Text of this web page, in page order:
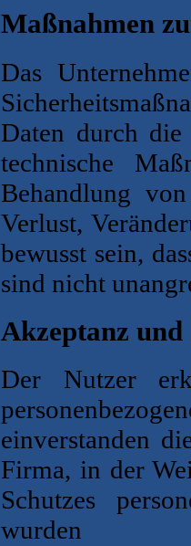
Maßnahmen
Das
Daten durch
technische
Behandlung
Verlust,
bewusst sein,
sind nicht
Akzeptanz
Der Nutzer
einverstanden
Firma, in der
Schutzes
wurden